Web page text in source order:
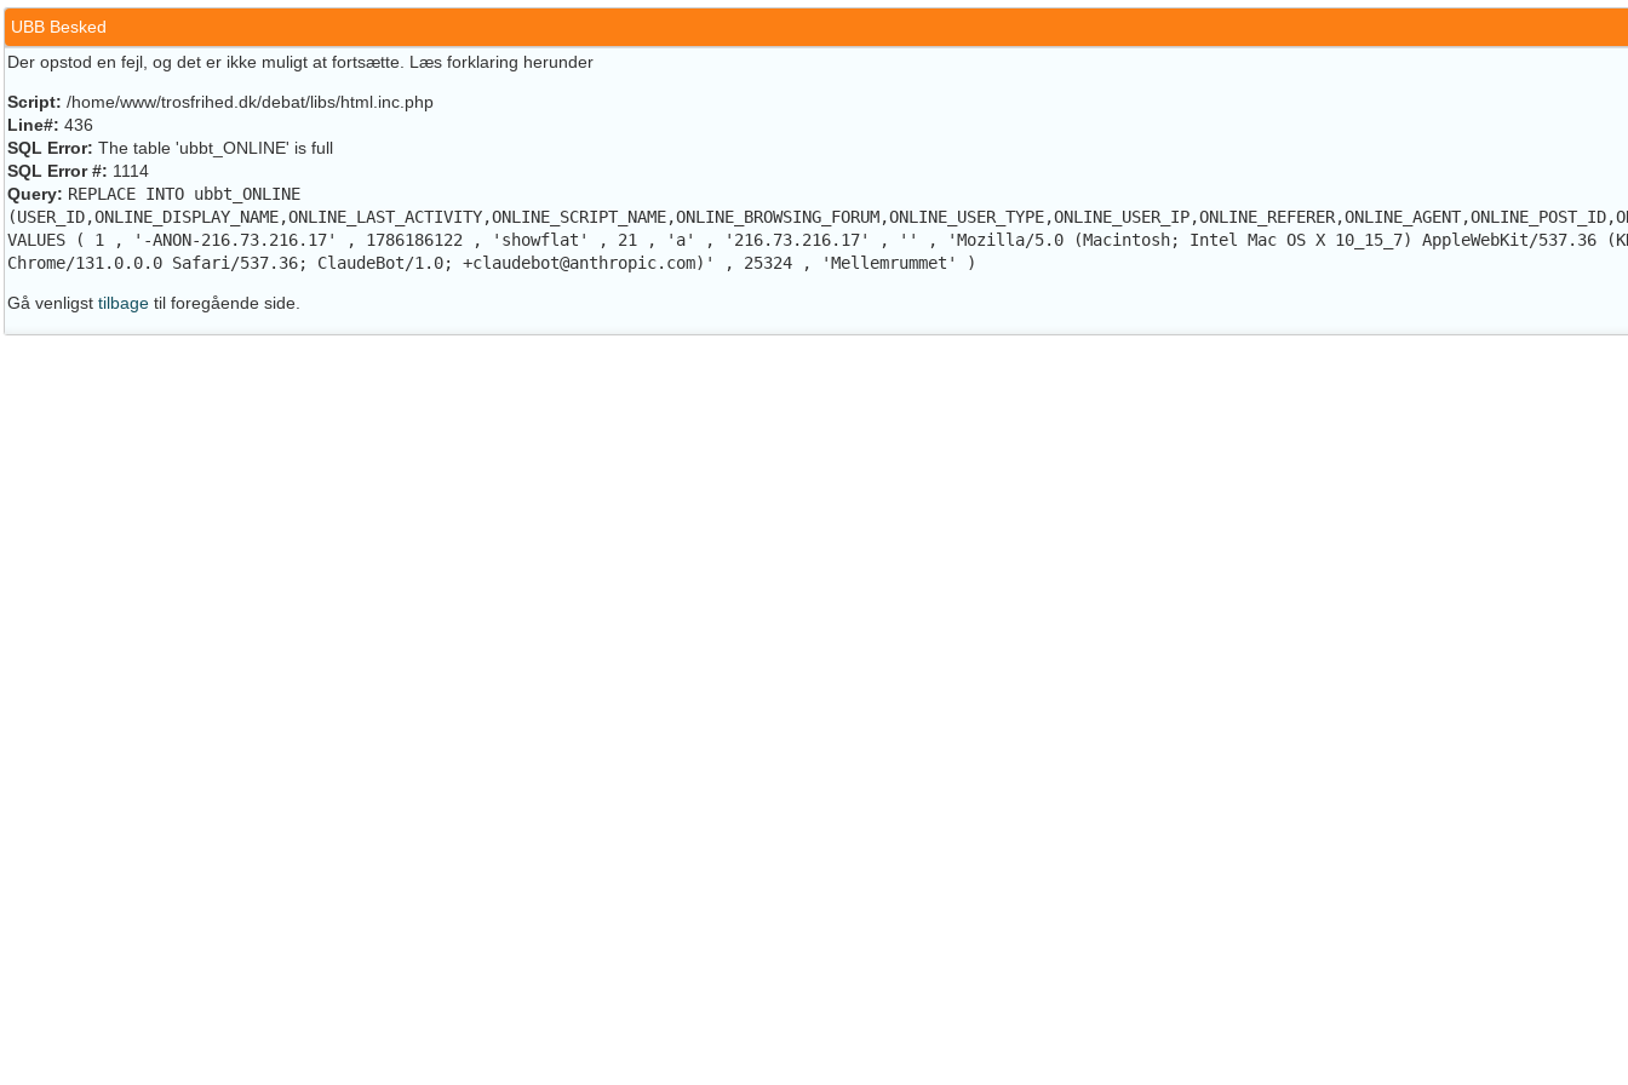
UBB Besked
Der opstod en fejl, og det er ikke muligt at fortsætte. Læs forklaring herunder
Script: /home/www/trosfrihed.dk/debat/libs/html.inc.php
Line#: 436
SQL Error: The table 'ubbt_ONLINE' is full
SQL Error #: 1114
Query: REPLACE INTO ubbt_ONLINE
VALUES ( 1 , '-ANON-216.73.216.17' , 1786186122 , 'showflat' , 21 , 'a' , '216.73.216.17' , '' , 'Mozilla/5.0 (Macintosh; Intel Mac OS X 10_15_7) AppleWebKit/537.36
Chrome/131.0.0.0 Safari/537.36; ClaudeBot/1.0; +claudebot@anthropic.com)' , 25324 , 'Mellemrummet' )
Gå venligst tilbage til foregående side.